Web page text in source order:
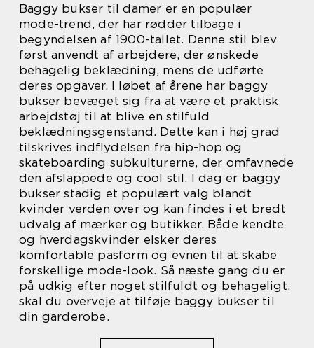
Baggy bukser til damer er en populær
mode-trend, der har rødder tilbage i
begyndelsen af 1900-tallet. Denne stil blev
først anvendt af arbejdere, der ønskede
behagelig beklædning, mens de udførte
deres opgaver. I løbet af årene har baggy
bukser bevæget sig fra at være et praktisk
arbejdstøj til at blive en stilfuld
beklædningsgenstand. Dette kan i høj grad
tilskrives indflydelsen fra hip-hop og
skateboarding subkulturerne, der omfavnede
den afslappede og cool stil. I dag er baggy
bukser stadig et populært valg blandt
kvinder verden over og kan findes i et bredt
udvalg af mærker og butikker. Både kendte
og hverdagskvinder elsker deres
komfortable pasform og evnen til at skabe
forskellige mode-look. Så næste gang du er
på udkig efter noget stilfuldt og behageligt,
skal du overveje at tilføje baggy bukser til
din garderobe.